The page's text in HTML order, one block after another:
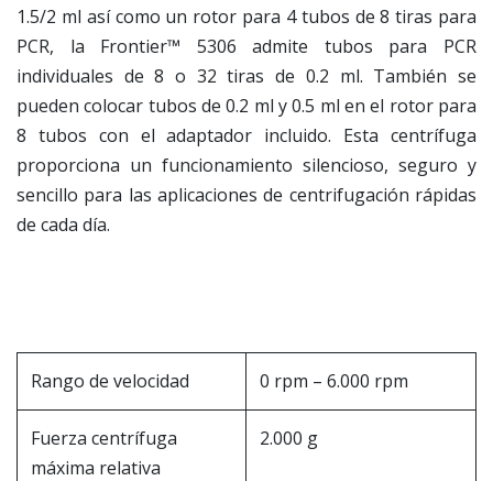
1.5/2 ml así como un rotor para 4 tubos de 8 tiras para
PCR, la Frontier™ 5306 admite tubos para PCR
individuales de 8 o 32 tiras de 0.2 ml. También se
pueden colocar tubos de 0.2 ml y 0.5 ml en el rotor para
8 tubos con el adaptador incluido. Esta centrífuga
proporciona un funcionamiento silencioso, seguro y
sencillo para las aplicaciones de centrifugación rápidas
de cada día.
Rango de velocidad 0 rpm – 6.000 rpm
Fuerza centrífuga
máxima relativa
2.000 g